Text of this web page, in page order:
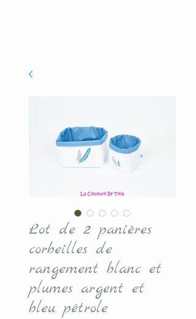
Lot de 2 panières
corbeilles de
rangement blanc et
plumes argent et
bleu pétrole